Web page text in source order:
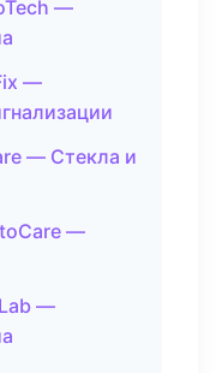
—
—
— Стекла и
—
—